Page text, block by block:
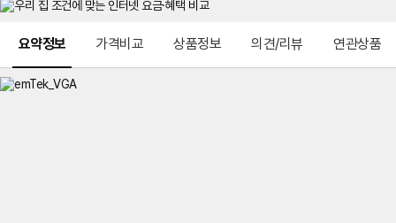
요약정보 가격비교 상품정보 의견/리뷰 연관상품